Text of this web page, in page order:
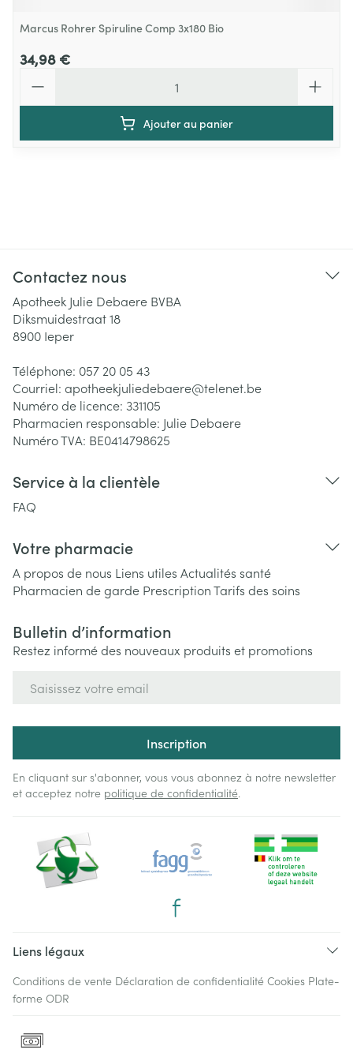
Marcus Rohrer Spiruline Comp 3x180 Bio
34,98 €
Ajouter au panier
Contactez nous
Apotheek Julie Debaere BVBA
Diksmuidestraat 18
8900 Ieper
Téléphone: 057 20 05 43
Courriel: apotheekjuliedebaere@telenet.be
Numéro de licence: 331105
Pharmacien responsable: Julie Debaere
Numéro TVA: BE0414798625
Service à la clientèle
FAQ
Votre pharmacie
A propos de nous Liens utiles Actualités santé
Pharmacien de garde PrescriptionTarifs des soins
Bulletin d’information
Restez informé des nouveaux produits et promotions
Inscription
En cliquant sur s'abonner, vous vous abonnez à notre newsletter
et acceptez notre politique de confidentialité.
Liens légaux
Conditions de vente Déclaration de confidentialité Cookies Plate-
forme ODR